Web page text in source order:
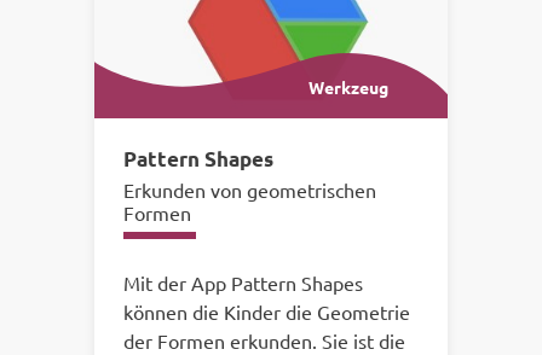
Werkzeug
Pattern Shapes
Erkunden von geometrischen
Formen
Mit der App Pattern Shapes
können die Kinder die Geometrie
der Formen erkunden. Sie ist die